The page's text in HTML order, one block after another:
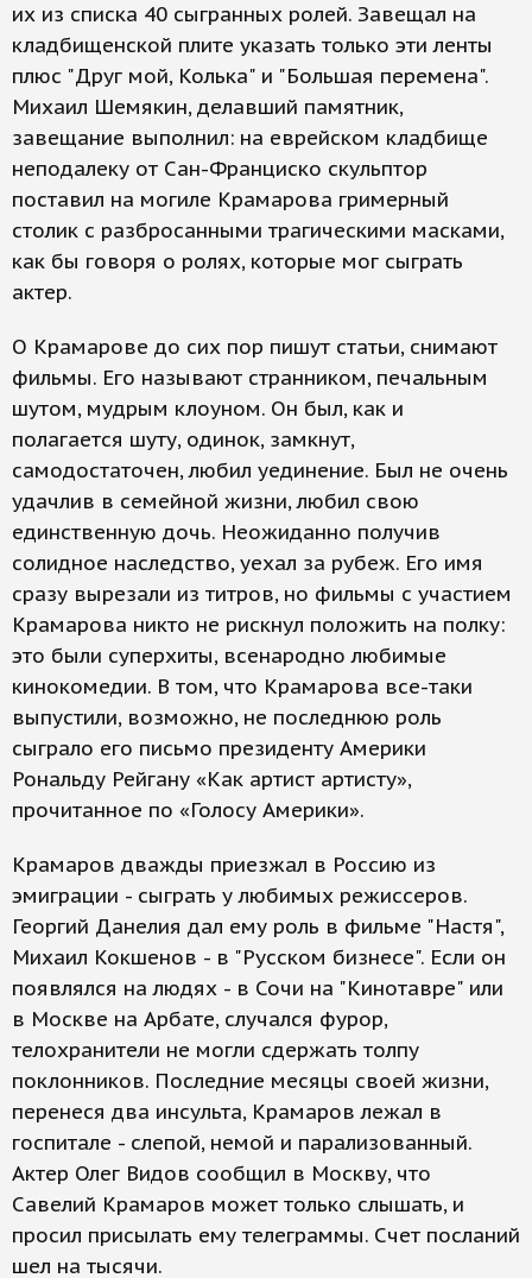
их из списка 40 сыгранных ролей. Завещал на
кладбищенской плите указать только эти ленты
плюс "Друг мой, Колька" и "Большая перемена".
Михаил Шемякин, делавший памятник,
завещание выполнил: на еврейском кладбище
неподалеку от Сан-Франциско скульптор
поставил на могиле Крамарова гримерный
столик с разбросанными трагическими масками,
как бы говоря о ролях, которые мог сыграть
актер.
О Крамарове до сих пор пишут статьи, снимают
фильмы. Его называют странником, печальным
шутом, мудрым клоуном. Он был, как и
полагается шуту, одинок, замкнут,
самодостаточен, любил уединение. Был не очень
удачлив в семейной жизни, любил свою
единственную дочь. Неожиданно получив
солидное наследство, уехал за рубеж. Его имя
сразу вырезали из титров, но фильмы с участием
Крамарова никто не рискнул положить на полку:
это были суперхиты, всенародно любимые
кинокомедии. В том, что Крамарова все-таки
выпустили, возможно, не последнюю роль
сыграло его письмо президенту Америки
Рональду Рейгану «Как артист артисту»,
прочитанное по «Голосу Америки».
Крамаров дважды приезжал в Россию из
эмиграции - сыграть у любимых режиссеров.
Георгий Данелия дал ему роль в фильме "Настя",
Михаил Кокшенов - в "Русском бизнесе". Если он
появлялся на людях - в Сочи на "Кинотавре" или
в Москве на Арбате, случался фурор,
телохранители не могли сдержать толпу
поклонников. Последние месяцы своей жизни,
перенеся два инсульта, Крамаров лежал в
госпитале - слепой, немой и парализованный.
Актер Олег Видов сообщил в Москву, что
Савелий Крамаров может только слышать, и
просил присылать ему телеграммы. Счет посланий
шел на тысячи.